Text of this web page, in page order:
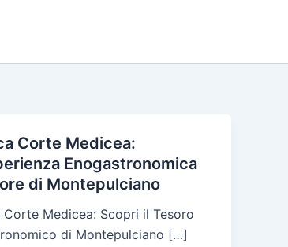
Corte Medicea:
Enogastronomica
di Montepulciano
Corte Medicea: Scopri il Tesoro
di Montepulciano […]